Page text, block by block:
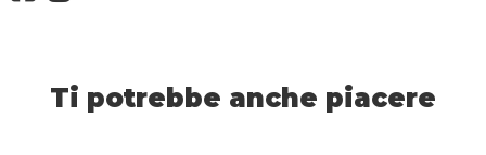
Ti potrebbe anche piacere